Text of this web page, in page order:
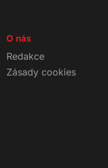
O nás
Redakce
Zásady cookies